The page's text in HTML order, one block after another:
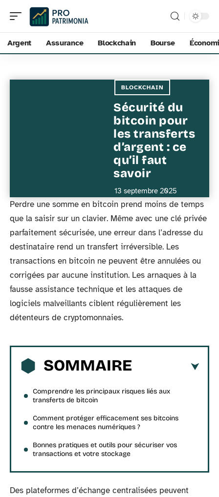
Argent Assurance Blockchain Bourse
BLOCKCHAIN
Sécurité du
bitcoin pour
les transferts
d’argent : ce
qu’il faut
savoir
13 septembre 2025
Perdre une somme en bitcoin prend moins de temps
que la saisir sur un clavier. Même avec une clé privée
parfaitement sécurisée, une erreur dans l’adresse du
destinataire rend un transfert irréversible. Les
transactions en bitcoin ne peuvent être annulées ou
corrigées par aucune institution. Les arnaques à la
fausse assistance technique et les attaques de
logiciels malveillants ciblent régulièrement les
détenteurs de cryptomonnaies.
SOMMAIRE
Comprendre les principaux risques liés aux
transferts de bitcoin
Comment protéger efficacement ses bitcoins
contre les menaces numériques ?
Bonnes pratiques et outils pour sécuriser vos
transactions et votre stockage
Des plateformes d’échange centralisées peuvent